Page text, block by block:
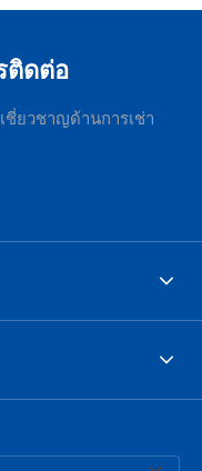
ติดต่อ
ยวชาญด้านการเช่า